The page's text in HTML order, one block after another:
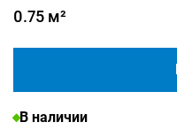
0.75 м²
В наличии